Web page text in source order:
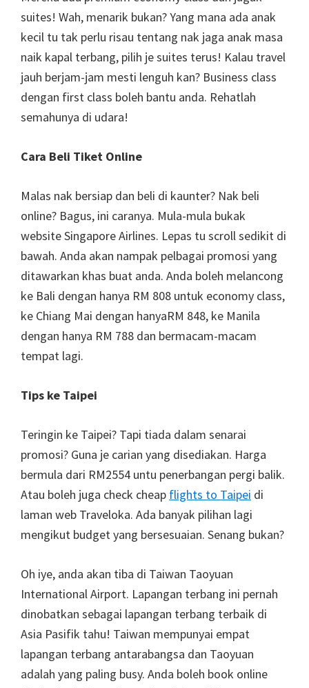
suites! Wah, menarik bukan? Yang mana ada anak
kecil tu tak perlu risau tentang nak jaga anak masa
naik kapal terbang, pilih je suites terus! Kalau travel
jauh berjam-jam mesti lenguh kan? Business class
dengan first class boleh bantu anda. Rehatlah
semahunya di udara!
Cara Beli Tiket Online
Malas nak bersiap dan beli di kaunter? Nak beli
online? Bagus, ini caranya. Mula-mula bukak
website Singapore Airlines. Lepas tu scroll sedikit di
bawah. Anda akan nampak pelbagai promosi yang
ditawarkan khas buat anda. Anda boleh melancong
ke Bali dengan hanya RM 808 untuk economy class,
ke Chiang Mai dengan hanyaRM 848, ke Manila
dengan hanya RM 788 dan bermacam-macam
tempat lagi.
Tips ke Taipei
Teringin ke Taipei? Tapi tiada dalam senarai
promosi? Guna je carian yang disediakan. Harga
bermula dari RM2554 untu penerbangan pergi balik.
Atau boleh juga check cheap flights to Taipei di
laman web Traveloka. Ada banyak pilihan lagi
mengikut budget yang bersesuaian. Senang bukan?
Oh iye, anda akan tiba di Taiwan Taoyuan
International Airport. Lapangan terbang ini pernah
dinobatkan sebagai lapangan terbang terbaik di
Asia Pasifik tahu! Taiwan mempunyai empat
lapangan terbang antarabangsa dan Taoyuan
adalah yang paling busy. Anda boleh book online